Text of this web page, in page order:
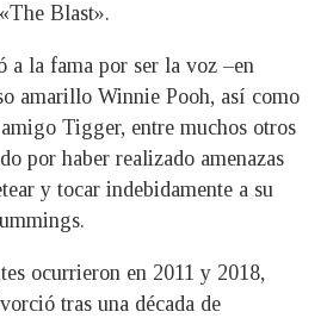
Blast».
a la fama por ser la voz –en
amarillo Winnie Pooh, así como
Tigger, entre muchos otros
por haber realizado amenazas
y tocar indebidamente a su
ocurrieron en 2011 y 2018,
tras una década de